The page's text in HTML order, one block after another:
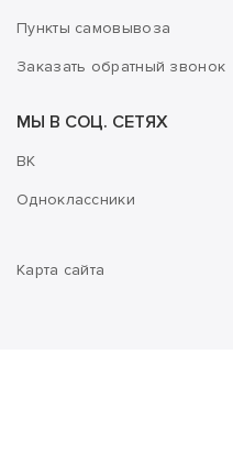
Пункты самовывоза
Заказать обратный звонок
МЫ В СОЦ. СЕТЯХ
ВК
Одноклассники
Карта сайта